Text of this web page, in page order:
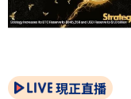
現正直播